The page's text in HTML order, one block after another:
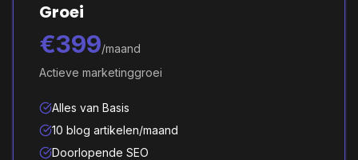
Groei
€399/maand
Actieve marketinggroei
Alles van Basis
10 blog artikelen/maand
Doorlopende SEO